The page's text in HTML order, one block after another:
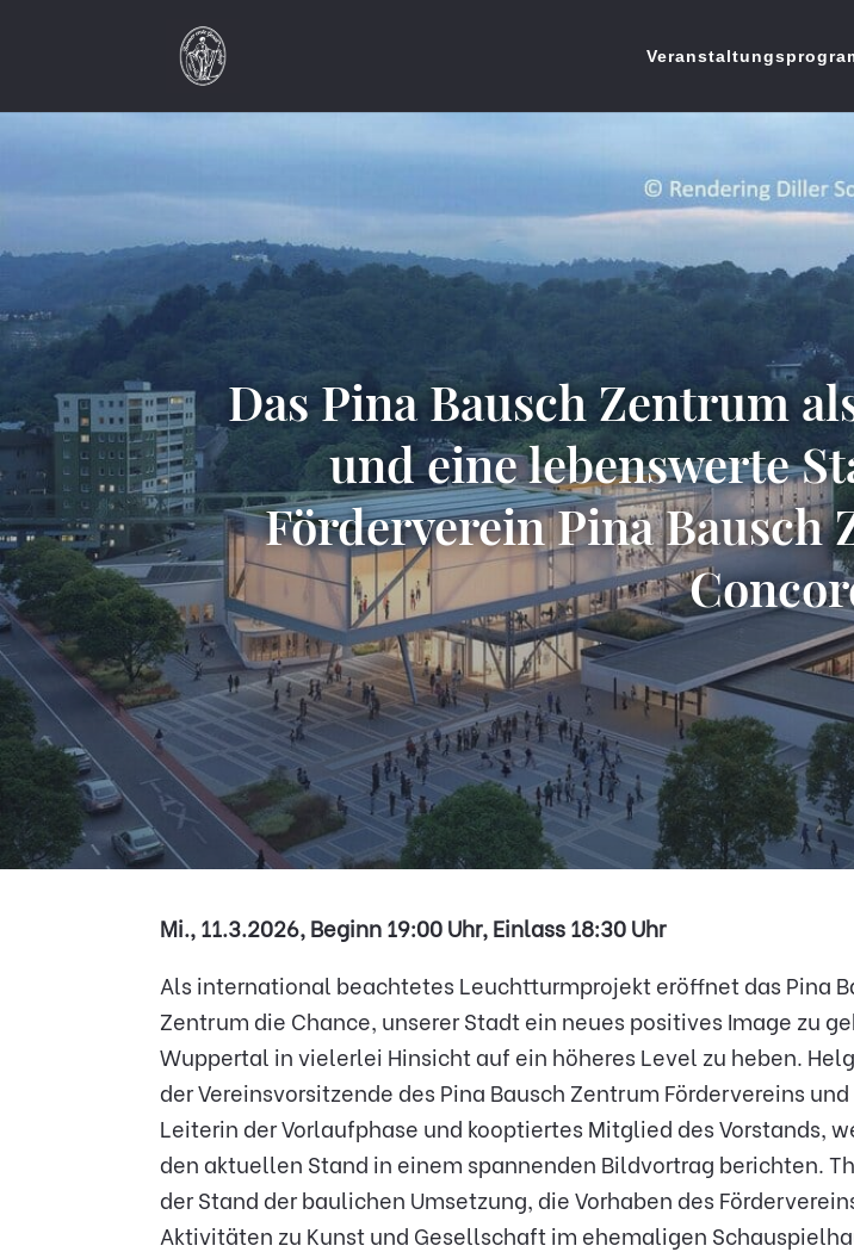
Das Pina Bausch Zentrum
und eine lebenswerte
Förderverein Pina Bausch
Mi., 11.3.2026, Beginn 19:00 Uhr, Einlass 18:30 Uhr
Als international beachtetes Leuchtturmprojekt eröffnet das Pina
Zentrum die Chance, unserer Stadt ein neues positives Image zu
Wuppertal in vielerlei Hinsicht auf ein höheres Level zu heben.
der Vereinsvorsitzende des Pina Bausch Zentrum Fördervereins
Leiterin der Vorlaufphase und kooptiertes Mitglied des Vorstands,
den aktuellen Stand in einem spannenden Bildvortrag berichten.
der Stand der baulichen Umsetzung, die Vorhaben des
Aktivitäten zu Kunst und Gesellschaft im ehemaligen